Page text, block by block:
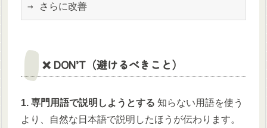
→ さらに改善
❌ DON’T（避けるべきこと）
1. 専門用語で説明しようとする 知らない用語を使う
より、自然な日本語で説明したほうが伝わります。